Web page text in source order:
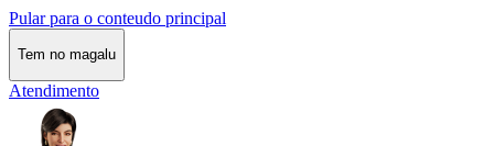
Pular para o conteudo principal
Tem no magalu
Atendimento